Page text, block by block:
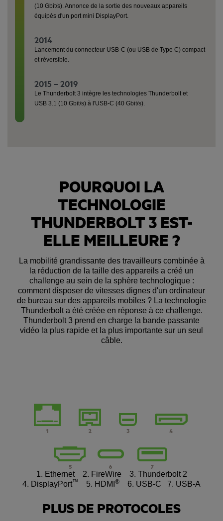
(10 Gbit/s). Annonce de la sortie des nouveaux appareils
équipés d'un port mini DisplayPort.
2014
Lancement du connecteur USB-C (ou USB de Type C) compact
et réversible.
2015 – 2019
Le Thunderbolt 3 intègre les technologies Thunderbolt et
USB 3.1 (10 Gbit/s) à l'USB-C (40 Gbit/s).
POURQUOI LA
TECHNOLOGIE
THUNDERBOLT 3 EST-
ELLE MEILLEURE ?
La mobilité grandissante des travailleurs combinée à
la réduction de la taille des appareils a créé un
challenge au sein de la sphère technologique :
comment disposer de vitesses dignes d'un ordinateur
de bureau sur des appareils mobiles ? La technologie
Thunderbolt a été créée en réponse à ce challenge.
Thunderbolt 3 prend en charge la bande passante
vidéo la plus rapide et la plus importante sur un seul
câble.
1. Ethernet 2. FireWire 3. Thunderbolt 2
4. DisplayPort™ 5. HDMI ® 6. USB-C 7. USB-A
PLUS DE PROTOCOLES